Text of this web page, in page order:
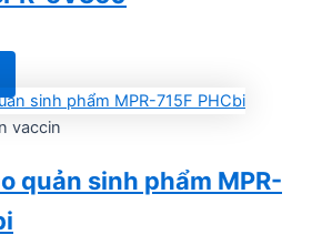
vaccin
quản sinh phẩm MPR-